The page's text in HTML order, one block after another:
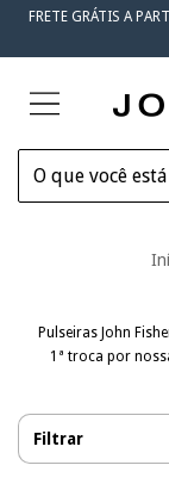
FRETE GRÁTIS A
Pulseiras John
1ª troca por
Filtrar